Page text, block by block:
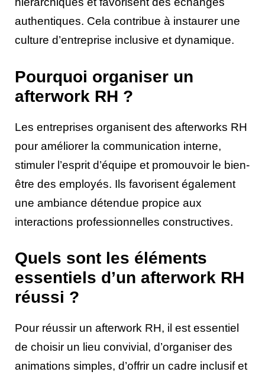
authentiques. Cela contribue à instaurer une
culture d’entreprise inclusive et dynamique.
Pourquoi organiser un
afterwork RH ?
Les entreprises organisent des afterworks RH
pour améliorer la communication interne,
stimuler l’esprit d’équipe et promouvoir le bien-
être des employés. Ils favorisent également
une ambiance détendue propice aux
interactions professionnelles constructives.
Quels sont les éléments
essentiels d’un afterwork RH
réussi ?
Pour réussir un afterwork RH, il est essentiel
de choisir un lieu convivial, d’organiser des
animations simples, d’offrir un cadre inclusif et